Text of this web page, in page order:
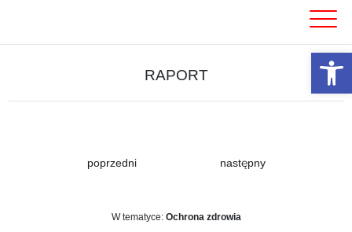
RAPORT
poprzedni następny
W tematyce: Ochrona zdrowia